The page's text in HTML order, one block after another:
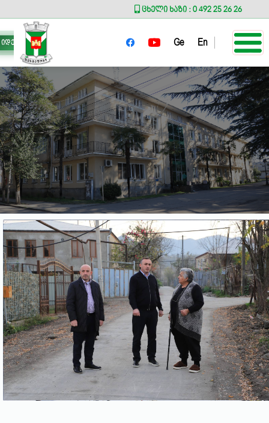
ცხელი ხაზი : 0 492 25 26 26
იდეა მერს Ge En